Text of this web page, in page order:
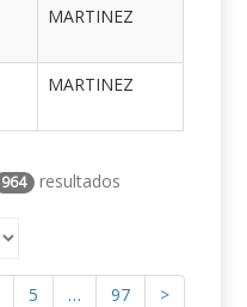
MARTINEZ
MARTINEZ
964 resultados
5 … 97 >